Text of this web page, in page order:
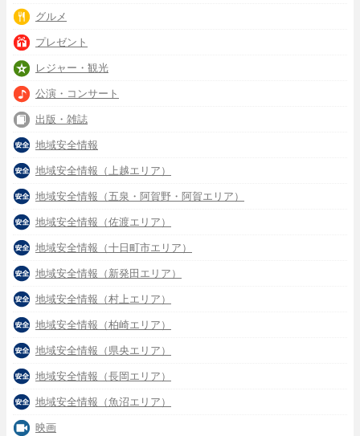
グルメ
プレゼント
レジャー・観光
公演・コンサート
出版・雑誌
地域安全情報
地域安全情報（上越エリア）
地域安全情報（五泉・阿賀野・阿賀エリア）
地域安全情報（佐渡エリア）
地域安全情報（十日町市エリア）
地域安全情報（新発田エリア）
地域安全情報（村上エリア）
地域安全情報（柏崎エリア）
地域安全情報（県央エリア）
地域安全情報（長岡エリア）
地域安全情報（魚沼エリア）
映画